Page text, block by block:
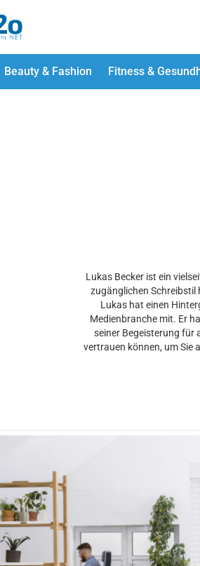
Beauty & Fashion Fitness &
Lukas Becker ist ein
zugänglichen Schreibstil
Lukas hat einen
Medienbranche mit. Er
seiner Begeisterung für
vertrauen können, um Sie